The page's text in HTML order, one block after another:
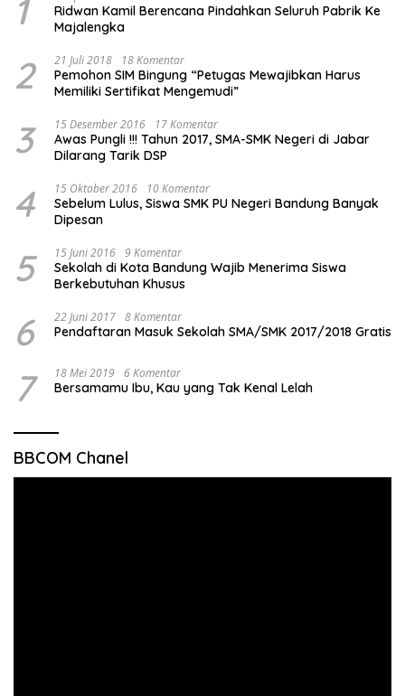
1
Ridwan Kamil Berencana Pindahkan Seluruh Pabrik Ke
Majalengka
2 21 Juli 2018 18 Komentar
Pemohon SIM Bingung “Petugas Mewajibkan Harus
Memiliki Sertifikat Mengemudi”
3 15 Desember 2016 17 Komentar
Awas Pungli !!! Tahun 2017, SMA-SMK Negeri di Jabar
Dilarang Tarik DSP
4 15 Oktober 2016 10 Komentar
Sebelum Lulus, Siswa SMK PU Negeri Bandung Banyak
Dipesan
5 15 Juni 2016 9 Komentar
Sekolah di Kota Bandung Wajib Menerima Siswa
Berkebutuhan Khusus
6 22 Juni 2017 8 Komentar
Pendaftaran Masuk Sekolah SMA/SMK 2017/2018 Gratis
7 18 Mei 2019 6 Komentar
Bersamamu Ibu, Kau yang Tak Kenal Lelah
BBCOM Chanel